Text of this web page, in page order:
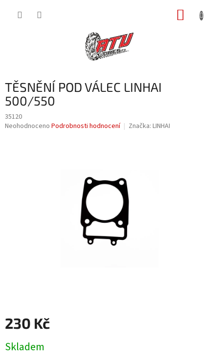
TĚSNĚNÍ POD VÁLEC LINHAI
500/550
35120
Průměrné
Neohodnoceno Podrobnosti hodnocení Značka: LINHAI
230 Kč
cena:
Skladem